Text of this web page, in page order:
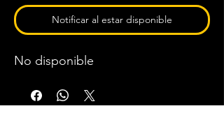
Notificar al estar disponible
No disponible